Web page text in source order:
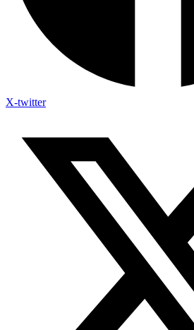
X-twitter